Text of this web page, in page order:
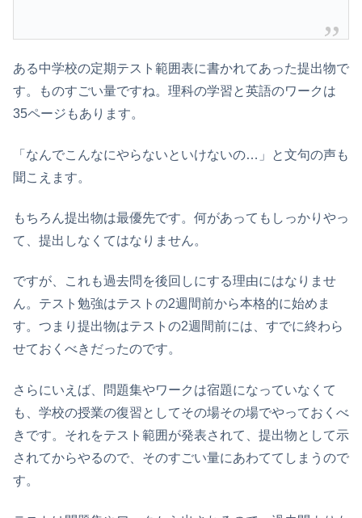
ある中学校の定期テスト範囲表に書かれてあった提出物で
す。ものすごい量ですね。理科の学習と英語のワークは
35ページもあります。
「なんでこんなにやらないといけないの…」と文句の声も
聞こえます。
もちろん提出物は最優先です。何があってもしっかりやっ
て、提出しなくてはなりません。
ですが、これも過去問を後回しにする理由にはなりませ
ん。テスト勉強はテストの2週間前から本格的に始めま
す。つまり提出物はテストの2週間前には、すでに終わら
せておくべきだったのです。
さらにいえば、問題集やワークは宿題になっていなくて
も、学校の授業の復習としてその場その場でやっておくべ
きです。それをテスト範囲が発表されて、提出物として示
されてからやるので、そのすごい量にあわててしまうので
す。